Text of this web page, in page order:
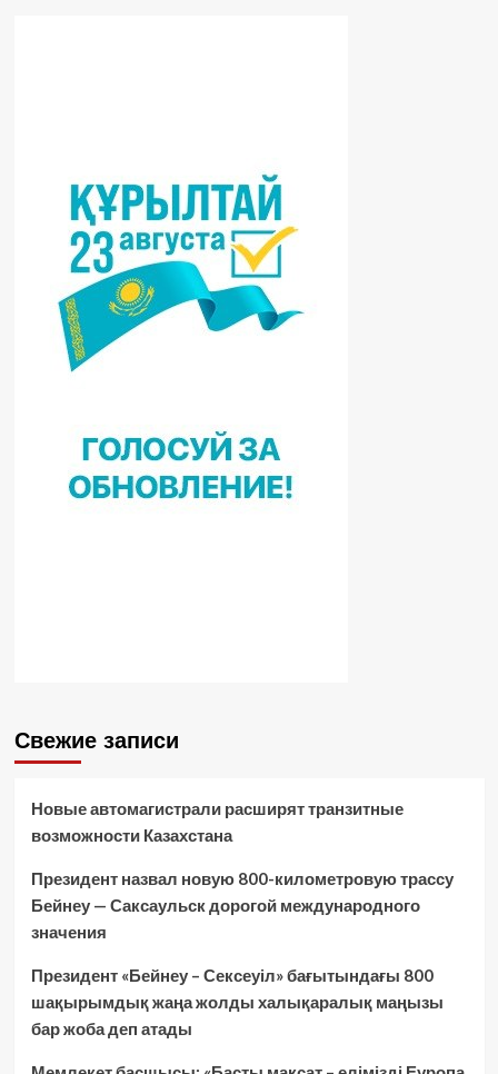
Свежие записи
Новые автомагистрали расширят транзитные
возможности Казахстана
Президент назвал новую 800-километровую трассу
Бейнеу — Саксаульск дорогой международного
значения
Президент «Бейнеу – Сексеуіл» бағытындағы 800
шақырымдық жаңа жолды халықаралық маңызы
бар жоба деп атады